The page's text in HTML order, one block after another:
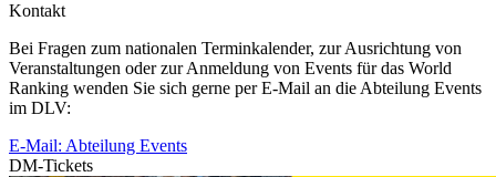
Kontakt
Bei Fragen zum nationalen Terminkalender, zur Ausrichtung von
Veranstaltungen oder zur Anmeldung von Events für das World
Ranking wenden Sie sich gerne per E-Mail an die Abteilung Events
im DLV:
E-Mail: Abteilung Events
DM-Tickets